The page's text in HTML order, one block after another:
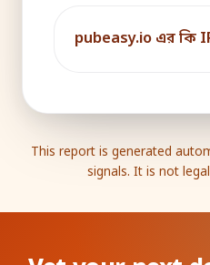
pubeasy.io এর কি
This report is generated
signals. It is not